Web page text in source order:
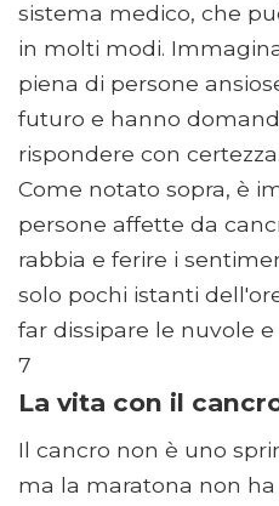
sistema medico, che
in molti modi.
piena di persone
futuro e hanno
rispondere con certezza.
Come notato sopra, è
persone affette da
rabbia e ferire i
solo pochi istanti
far dissipare le nuvole
7
La vita con il
Il cancro non è uno
ma la maratona non